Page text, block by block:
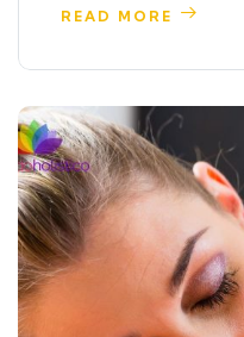
READ MORE